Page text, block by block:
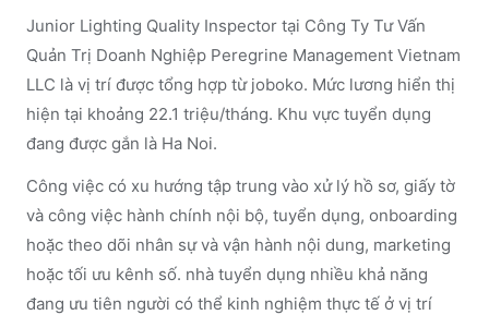
Junior Lighting Quality Inspector tại Công Ty Tư Vấn
Quản Trị Doanh Nghiệp Peregrine Management Vietnam
LLC là vị trí được tổng hợp từ joboko. Mức lương hiển thị
hiện tại khoảng 22.1 triệu/tháng. Khu vực tuyển dụng
đang được gắn là Ha Noi.
Công việc có xu hướng tập trung vào xử lý hồ sơ, giấy tờ
và công việc hành chính nội bộ, tuyển dụng, onboarding
hoặc theo dõi nhân sự và vận hành nội dung, marketing
hoặc tối ưu kênh số. nhà tuyển dụng nhiều khả năng
đang ưu tiên người có thể kinh nghiệm thực tế ở vị trí